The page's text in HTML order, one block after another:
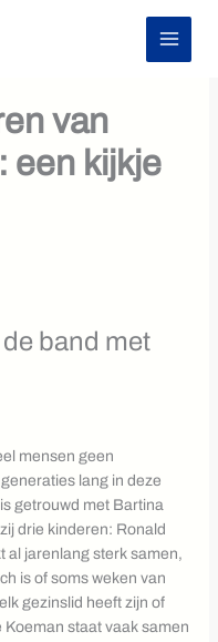
van
een kijkje
band met
mensen geen
lang in deze
getrouwd met Bartina
drie kinderen: Ronald
al jarenlang sterk samen,
is of soms weken van
gezinslid heeft zijn of
staat vaak samen